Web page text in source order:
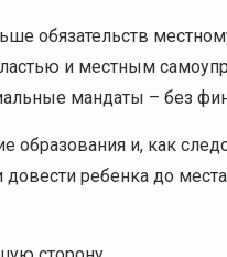
обязательств
и местным
мандаты – без
образования и, как
ребенка до